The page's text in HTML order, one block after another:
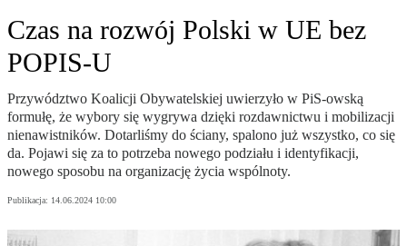
Czas na rozwój Polski w UE bez
POPIS-U
Przywództwo Koalicji Obywatelskiej uwierzyło w PiS-owską
formułę, że wybory się wygrywa dzięki rozdawnictwu i mobilizacji
nienawistników. Dotarliśmy do ściany, spalono już wszystko, co się
da. Pojawi się za to potrzeba nowego podziału i identyfikacji,
nowego sposobu na organizację życia wspólnoty.
Publikacja: 14.06.2024 10:00